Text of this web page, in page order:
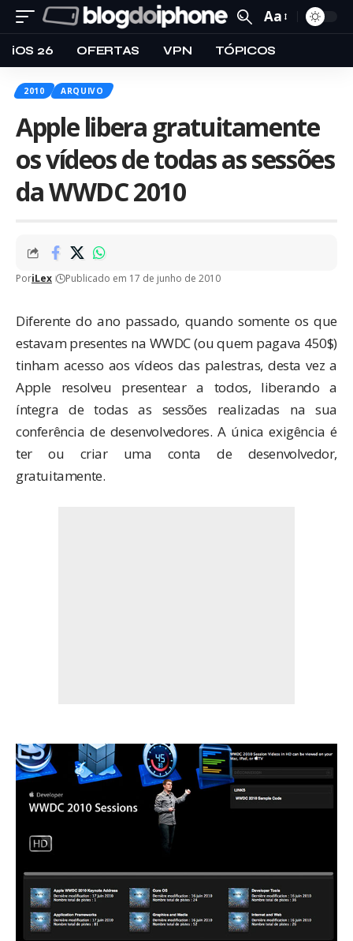
Aa
iOS 26 OFERTAS VPN TÓPICOS
2010 ARQUIVO
Apple libera gratuitamente
os vídeos de todas as sessões
da WWDC 2010
PoriLex Publicado em 17 de junho de 2010
Diferente do ano passado, quando somente os que
estavam presentes na WWDC (ou quem pagava 450$)
tinham acesso aos vídeos das palestras, desta vez a
Apple resolveu presentear a todos, liberando a
íntegra de todas as sessões realizadas na sua
conferência de desenvolvedores. A única exigência é
ter ou criar uma conta de desenvolvedor,
gratuitamente.